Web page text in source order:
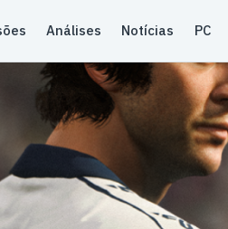
Análises Notícias PC